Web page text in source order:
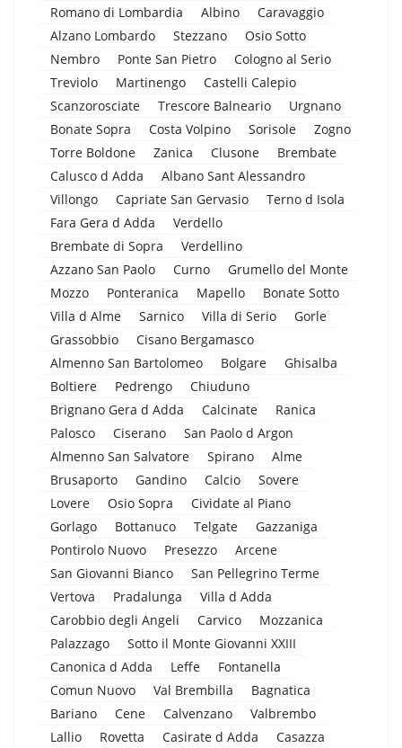
Romano di Lombardia Albino
Caravaggio
Alzano Lombardo
Stezzano
Osio Sotto
Nembro
Ponte San Pietro
Cologno al Serio
Treviolo
Martinengo
Castelli Calepio
Scanzorosciate
Trescore Balneario
Urgnano
Bonate Sopra
Costa Volpino Sorisole
Zogno
Torre Boldone
Zanica Clusone
Brembate
Calusco d Adda
Albano Sant Alessandro
Villongo
Capriate San Gervasio
Terno d Isola
Fara Gera d Adda
Verdello
Brembate di Sopra
Verdellino
Azzano San Paolo
Curno
Grumello del Monte
Mozzo
Ponteranica Mapello
Bonate Sotto
Villa d Alme
Sarnico Villa di Serio
Gorle
Grassobbio
Cisano Bergamasco
Almenno San Bartolomeo
Bolgare
Ghisalba
Boltiere
Pedrengo
Chiuduno
Brignano Gera d Adda
Calcinate
Ranica
Palosco
Ciserano
San Paolo d Argon
Almenno San Salvatore
Spirano
Alme
Brusaporto
Gandino Calcio
Sovere
Lovere
Osio Sopra
Cividate al Piano
Gorlago
Bottanuco Telgate
Gazzaniga
Pontirolo Nuovo
Presezzo
Arcene
San Giovanni Bianco
San Pellegrino Terme
Vertova
Pradalunga
Villa d Adda
Carobbio degli Angeli
Carvico
Mozzanica
Palazzago
Sotto il Monte Giovanni XXIII
Canonica d Adda
Leffe
Fontanella
Comun Nuovo
Val Brembilla
Bagnatica
Bariano
Cene Calvenzano
Valbrembo
Lallio
Rovetta Casirate d Adda
Casazza